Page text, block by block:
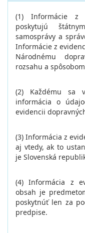
(1) Informácie z
poskytujú
samosprávy a
Informácie z
Národnému
rozsahu a
(2) Každému sa
informácia o
evidencii
(3) Informácia z
aj vtedy, ak to
je Slovenská
(4) Informácia z
obsah je
poskytnúť len za
predpise.